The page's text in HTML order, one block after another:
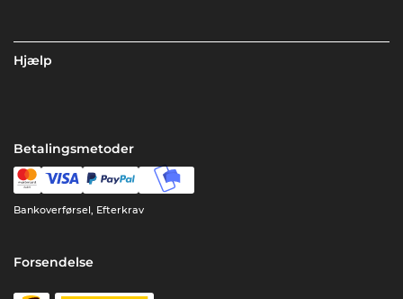
Hjælp
Betalingsmetoder
Bankoverførsel, Efterkrav
Forsendelse